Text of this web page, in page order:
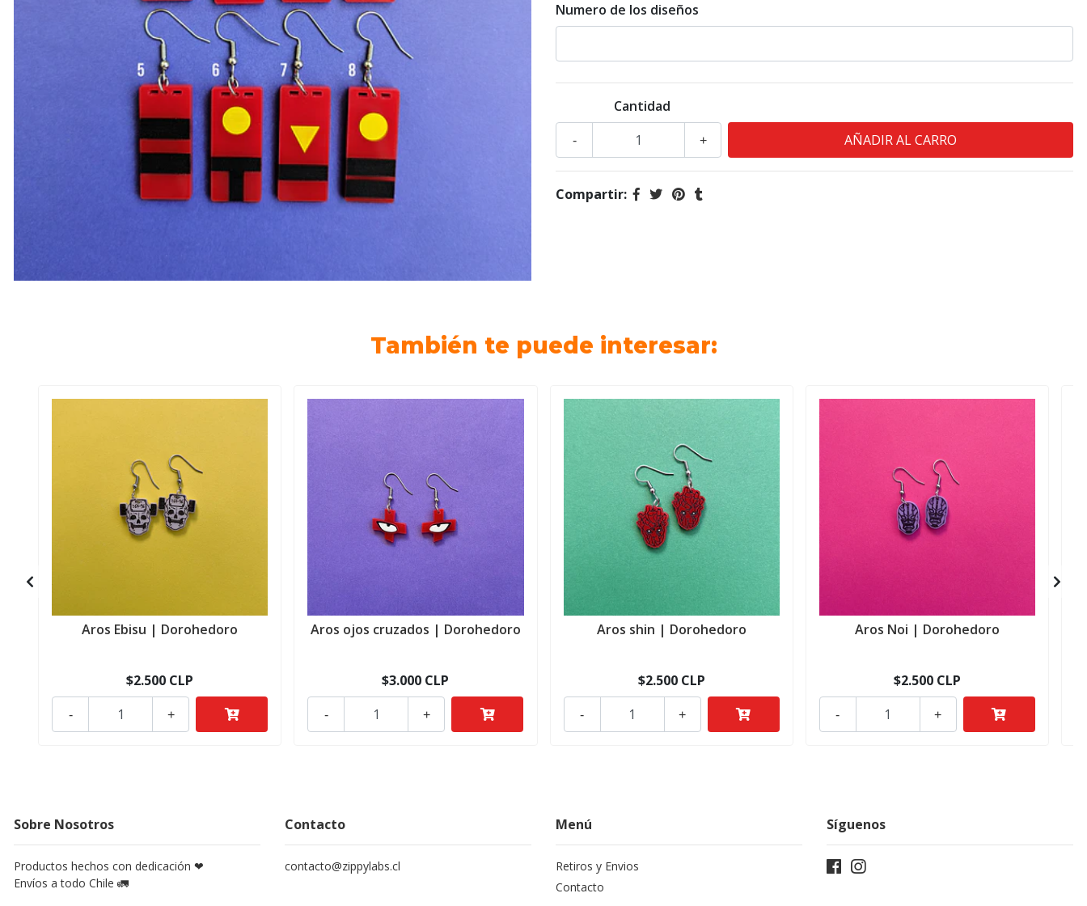
Numero de los diseños
Cantidad
+
-
Compartir:
También te puede interesar:
Aros Ebisu | Dorohedoro
$2.500 CLP
+
-
Aros ojos cruzados | Dorohedoro
$3.000 CLP
+
-
Aros shin | Dorohedoro
$2.500 CLP
+
-
Aros Noi | Dorohedoro
$2.500 CLP
+
-
Sobre Nosotros
Productos hechos con dedicación ❤
Envíos a todo Chile 🚛
Contacto
contacto@zippylabs.cl
Menú
Retiros y Envios
Contacto
Síguenos